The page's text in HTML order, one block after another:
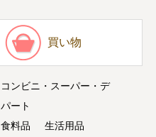
買い物
コンビニ・スーパー・デ
パート
食料品
生活用品